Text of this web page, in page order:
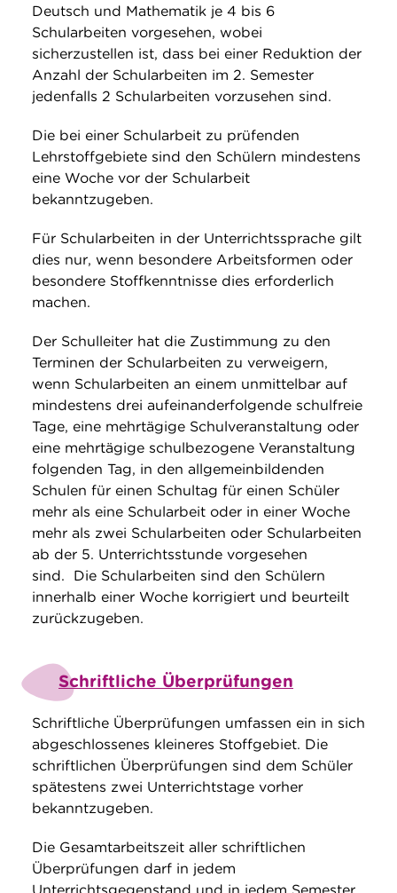
Deutsch und Mathematik je 4 bis 6
Schularbeiten vorgesehen, wobei
sicherzustellen ist, dass bei einer Reduktion der
Anzahl der Schularbeiten im 2. Semester
jedenfalls 2 Schularbeiten vorzusehen sind.
Die bei einer Schularbeit zu prüfenden
Lehrstoffgebiete sind den Schülern mindestens
eine Woche vor der Schularbeit
bekanntzugeben.
Für Schularbeiten in der Unterrichtssprache gilt
dies nur, wenn besondere Arbeitsformen oder
besondere Stoffkenntnisse dies erforderlich
machen.
Der Schulleiter hat die Zustimmung zu den
Terminen der Schularbeiten zu verweigern,
wenn Schularbeiten an einem unmittelbar auf
mindestens drei aufeinanderfolgende schulfreie
Tage, eine mehrtägige Schulveranstaltung oder
eine mehrtägige schulbezogene Veranstaltung
folgenden Tag, in den allgemeinbildenden
Schulen für einen Schultag für einen Schüler
mehr als eine Schularbeit oder in einer Woche
mehr als zwei Schularbeiten oder Schularbeiten
ab der 5. Unterrichtsstunde vorgesehen
sind. Die Schularbeiten sind den Schülern
innerhalb einer Woche korrigiert und beurteilt
zurückzugeben.
Schriftliche Überprüfungen
Schriftliche Überprüfungen umfassen ein in sich
abgeschlossenes kleineres Stoffgebiet. Die
schriftlichen Überprüfungen sind dem Schüler
spätestens zwei Unterrichtstage vorher
bekanntzugeben.
Die Gesamtarbeitszeit aller schriftlichen
Überprüfungen darf in jedem